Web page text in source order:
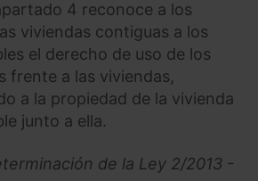
4 reconoce a los
viviendas contiguas a los
el derecho de uso de los
frente a las viviendas,
a la propiedad de la vivienda
junto a ella.
de la Ley 2/2013 -